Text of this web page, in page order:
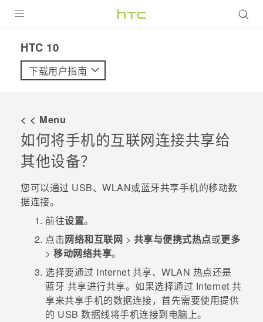
VIVE
支持帮助
在线客服
HTC 10‎
下载用户指南
< < Menu
如何将手机的互联网连接共享给
其他设备？
您可以通过 USB、 WLAN或蓝牙共享手机的移动数
据连接。
前往设置。
点击网络和互联网 > 共享与便携式热点或更多
> 移动网络共享。
选择要通过 Internet 共享、 WLAN 热点还是
蓝牙 共享进行共享。如果选择通过 Internet 共
享来共享手机的数据连接，首先需要使用提供
的 USB 数据线将手机连接到电脑上。